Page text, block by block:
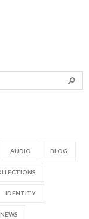
AUDIO BLOG
IDENTITY
NEWS